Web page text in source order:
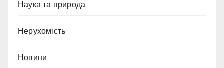
Наука та природа
Нерухомість
Новини